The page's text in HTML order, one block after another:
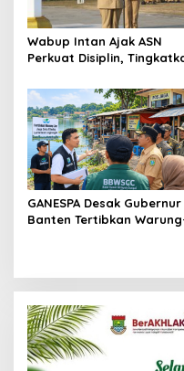
Wabup Intan Ajak ASN
Perkuat Disiplin,
Musim Kemarau
GANESPA Desak Gubernur
Banten Tertibkan